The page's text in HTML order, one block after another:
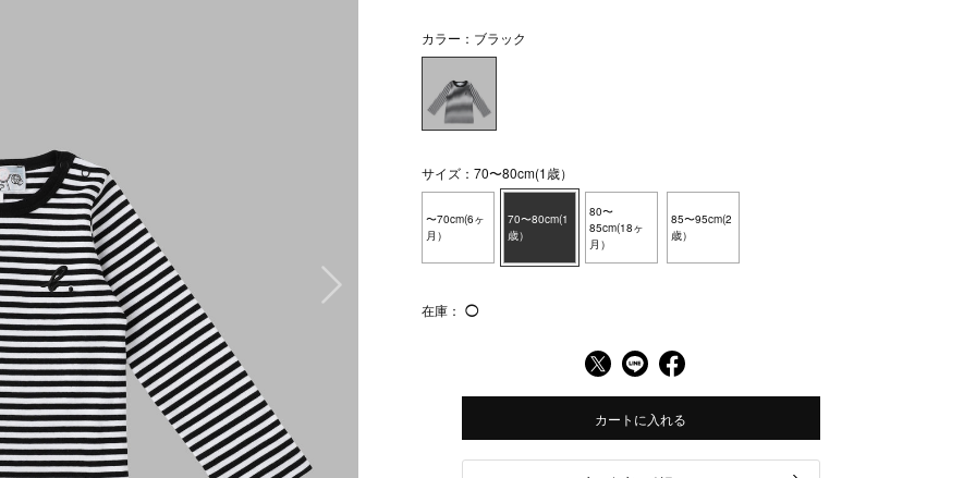
カラー：ブラック
サイズ：70〜80cm(1歳）
〜70cm(6ヶ
月）
70〜80cm(1
歳）
80〜
85cm(18ヶ
月）
85〜95cm(2
歳）
在庫： ◯
カートに入れる